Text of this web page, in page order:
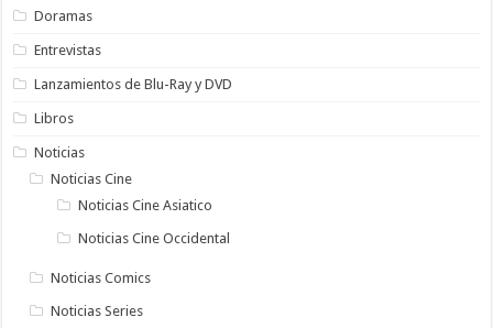
Doramas
Entrevistas
Lanzamientos de Blu-Ray y DVD
Libros
Noticias
Noticias Cine
Noticias Cine Asiatico
Noticias Cine Occidental
Noticias Comics
Noticias Series